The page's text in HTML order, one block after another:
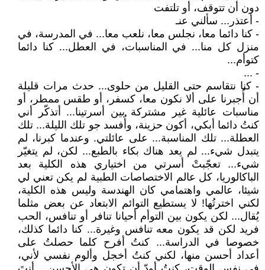
دون أن تتوقف، أو تلتفت
- أعتذر... سألني عنـ
- كنا دائما معا، نجلس معا، نلعب معا... في المدرسة، في
منزل كل منا... في المناسبات، في العطل... كنا دائما
كتوأم...
- ...
- كنا نتقاسم حتى القليل من حلوى... حدث مرات قليلة
أن أُجبرنا على ألا نكون معا، كسفر، أو طقس ممطر، أو
مناسبات عائلية غير مشتركة بين أسرتينا... أتذكّر أني
كنتُ دائما أبكي، أكون حزينة، وأُفسد جو تلك الليلة... تلك
العطلة... تلك المناسبة... على عائلتي. وعندما كبرنا، لم
يتبدل شيء... لم يعد هناك بكاء بالطبع... لكن، لم يتغيّر
شيء... تعجّبتْ أسرتي من اختياري هذه الكلية بعد
الباكالوريا، كل عالم الاختصاصات الطبية لم يكن تعني لي
شيئا، عالمي واهتمامي كان الهندسة وليس هذه الكلية،
لكني اخترتُها! لا يستطيع التوائم الابتعاد عن بعض مثلما
يُقال... لكن يكون بين التوأم أحيانا تنافر أو تنافس، الحب
فريد لكن قد يكون معه تنافس وغيرة... كنا دائما كذلك،
خصوصا في الدراسة... كنتُ أفرح كلما حصلتُ على
أعداد أحسن منها، لكني كنتُ أخجل وألوم نفسي لأني،